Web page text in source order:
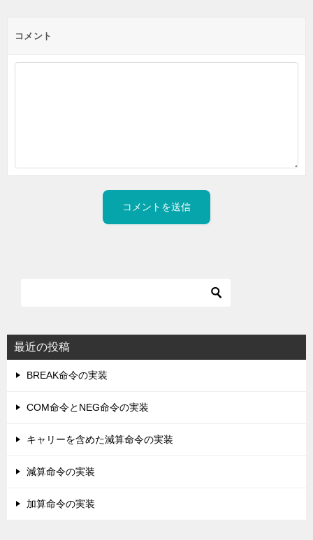
コメント
最近の投稿
BREAK命令の実装
COM命令とNEG命令の実装
キャリーを含めた減算命令の実装
減算命令の実装
加算命令の実装